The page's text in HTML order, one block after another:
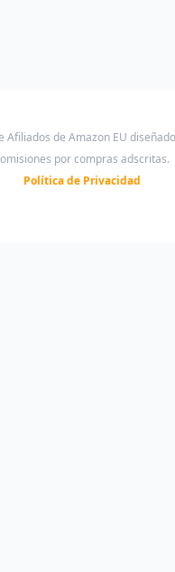
Afiliados de Amazon EU
por compras adscritas.
Política de Privacidad